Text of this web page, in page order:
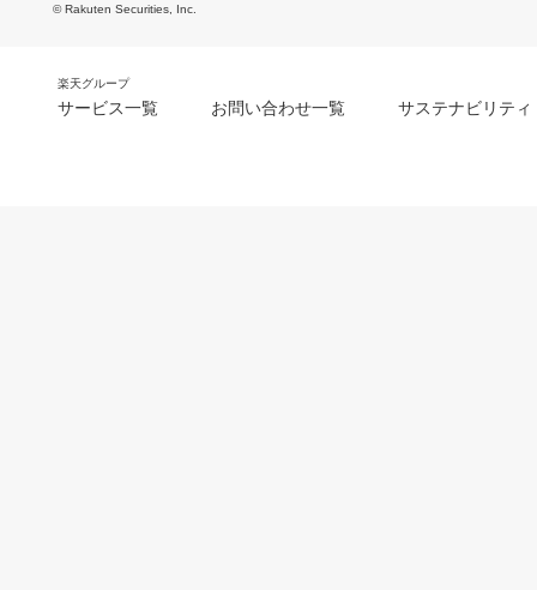
© Rakuten Securities, Inc.
楽天グループ
サービス一覧 お問い合わせ一覧 サステナビリティ